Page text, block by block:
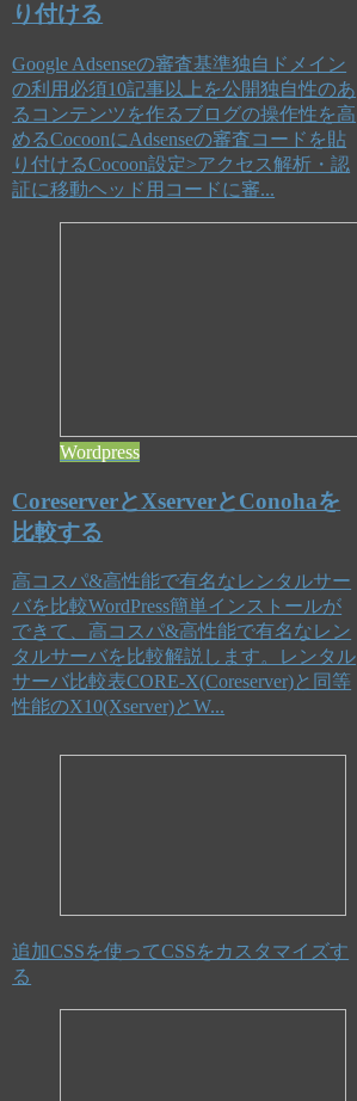
り付ける
Google Adsenseの審査基準独自ドメイン
の利用必須10記事以上を公開独自性のあ
るコンテンツを作るブログの操作性を高
めるCocoonにAdsenseの審査コードを貼
り付けるCocoon設定>アクセス解析・認
証に移動ヘッド用コードに審...
Wordpress
CoreserverとXserverとConohaを
比較する
高コスパ&高性能で有名なレンタルサー
バを比較WordPress簡単インストールが
できて、高コスパ&高性能で有名なレン
タルサーバを比較解説します。レンタル
サーバ比較表CORE-X(Coreserver)と同等
性能のX10(Xserver)とW...
追加CSSを使ってCSSをカスタマイズす
る